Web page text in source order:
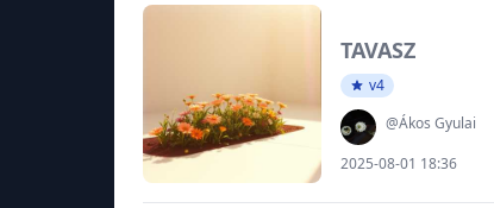
TAVASZ
v4
@Ákos Gyulai
2025-08-01 18:36